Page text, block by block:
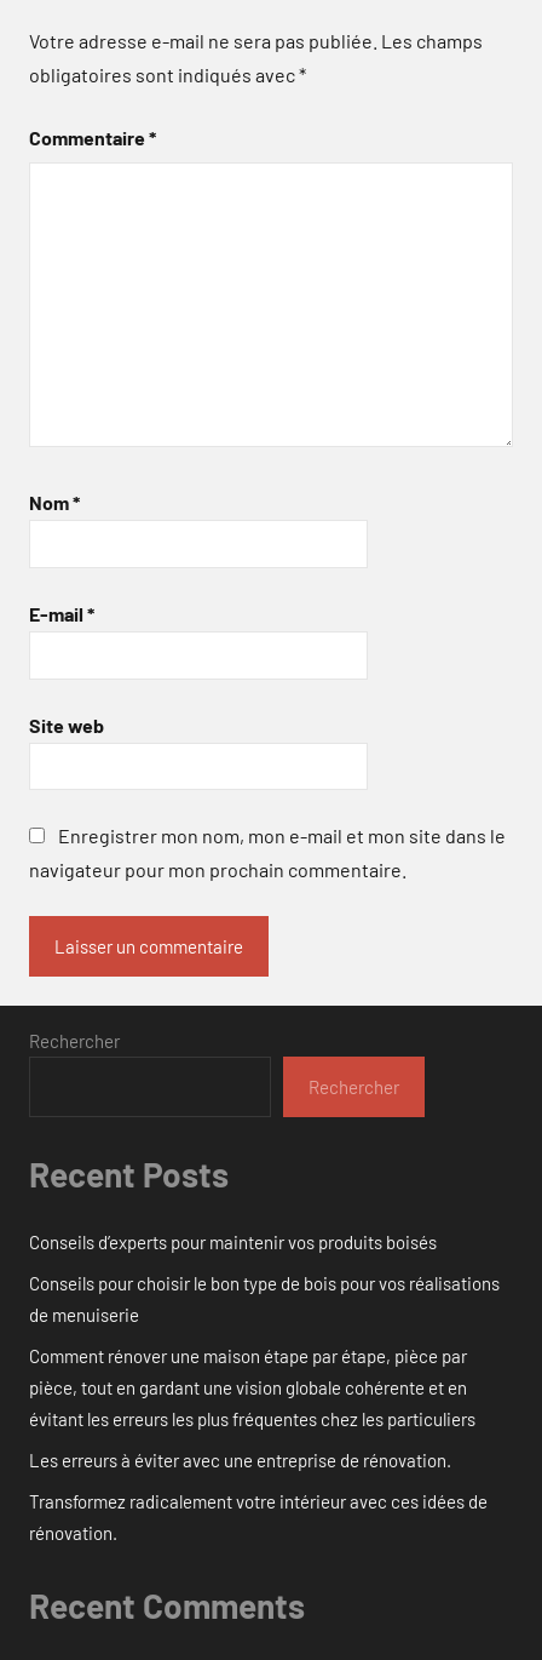
Votre adresse e-mail ne sera pas publiée. Les champs
obligatoires sont indiqués avec*
Commentaire*
Nom*
E-mail *
Site web
Enregistrer mon nom, mon e-mail et mon site dans le
navigateur pour mon prochain commentaire.
Rechercher
Rechercher
Recent Posts
Conseils d’experts pour maintenir vos produits boisés
Conseils pour choisir le bon type de bois pour vos réalisations
de menuiserie
Comment rénover une maison étape par étape, pièce par
pièce, tout en gardant une vision globale cohérente et en
évitant les erreurs les plus fréquentes chez les particuliers
Les erreurs à éviter avec une entreprise de rénovation.
Transformez radicalement votre intérieur avec ces idées de
rénovation.
Recent Comments